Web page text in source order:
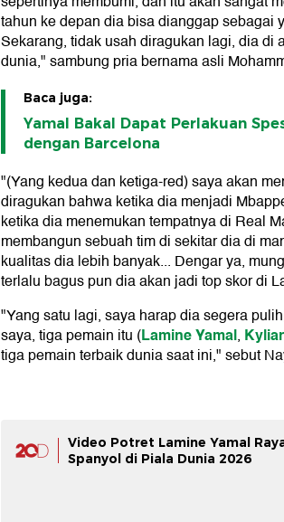
tahun ke depan dia bisa dianggap sebagai
Sekarang, tidak usah diragukan lagi, dia di
dunia," sambung pria bernama asli
Baca juga:
Yamal Bakal Dapat Perlakuan
dengan Barcelona
"(Yang kedua dan ketiga-red) saya akan
diragukan bahwa ketika dia menjadi
ketika dia menemukan tempatnya di Real
membangun sebuah tim di sekitar dia di
kualitas dia lebih banyak... Dengar ya,
terlalu bagus pun dia akan jadi top skor di
"Yang satu lagi, saya harap dia segera
saya, tiga pemain itu (Lamine Yamal,
tiga pemain terbaik dunia saat ini," sebut
Video Potret Lamine Yamal
Spanyol di Piala Dunia 2026